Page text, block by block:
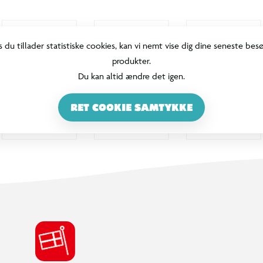
du tillader statistiske cookies, kan vi nemt vise dig dine seneste
produkter.
Du kan altid ændre det igen.
RET COOKIE SAMTYKKE